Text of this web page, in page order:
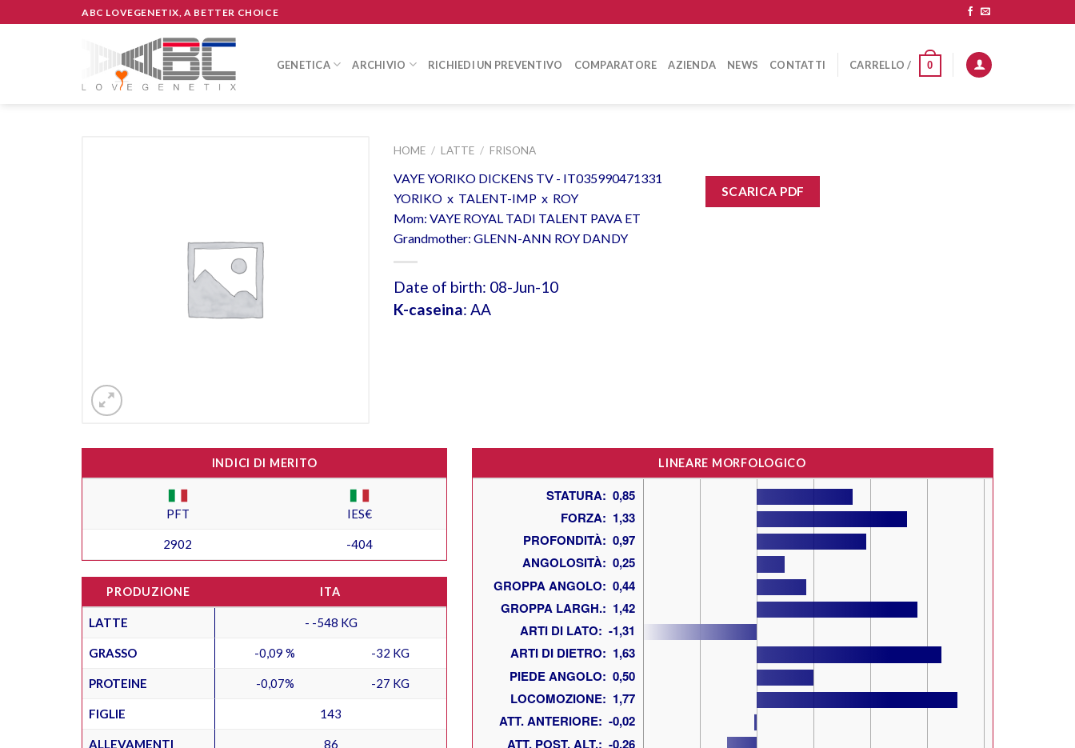
to
ABC LOVEGENETIX, A BETTER CHOICE
GENETICA ARCHIVIO RICHIEDI UN PREVENTIVO COMPARATORE AZIENDA NEWS CONTATTI CARRELLO / 0
HOME / LATTE / FRISONA
VAYE YORIKO DICKENS TV - IT035990471331
YORIKO x TALENT-IMP x ROY
Mom: VAYE ROYAL TADI TALENT PAVA ET
Grandmother: GLENN-ANN ROY DANDY
Date of birth: 08-Jun-10
K-caseina: AA
SCARICA PDF
INDICI DI MERITO
PFT IES€
2902 -404
PRODUZIONE ITA
LATTE - -548 KG
GRASSO -0,09 % -32 KG
PROTEINE -0,07% -27 KG
FIGLIE 143
ALLEVAMENTI 86
LINEARE MORFOLOGICO